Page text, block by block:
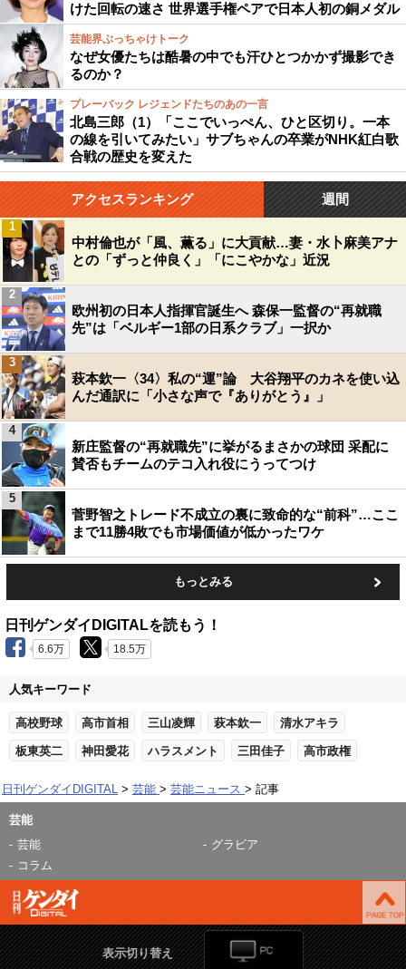
けた回転の速さ 世界選手権ペアで日本人初の銅メダル
芸能界ぶっちゃけトーク
なぜ女優たちは酷暑の中でも汗ひとつかかず撮影でき
るのか？
プレーバック レジェンドたちのあの一言
北島三郎（1）「ここでいっぺん、ひと区切り。一本
の線を引いてみたい」サブちゃんの卒業がNHK紅白歌
合戦の歴史を変えた
アクセスランキング 週間
中村倫也が「風、薫る」に大貢献…妻・水卜麻美アナ
との「ずっと仲良く」「にこやかな」近況
1
欧州初の日本人指揮官誕生へ 森保一監督の“再就職
先”は「ベルギー1部の日系クラブ」一択か
2
萩本欽一〈34〉私の“運”論 大谷翔平のカネを使い込
んだ通訳に「小さな声で『ありがとう』」
3
新庄監督の“再就職先”に挙がるまさかの球団 采配に
賛否もチームのテコ入れ役にうってつけ
4
菅野智之トレード不成立の裏に致命的な“前科”…ここ
まで11勝4敗でも市場価値が低かったワケ
5
もっとみる
日刊ゲンダイDIGITALを読もう！
6.6万 18.5万
人気キーワード
高校野球 高市首相 三山凌輝 萩本欽一 清水アキラ
板東英二 神田愛花 ハラスメント 三田佳子 高市政権
日刊ゲンダイDIGITAL 芸能 芸能ニュース 記事
芸能
芸能
グラビア
コラム
表示切り替え